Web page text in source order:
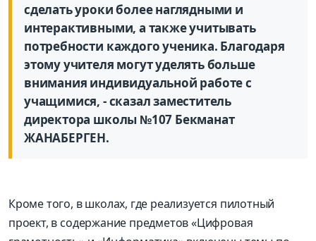
сделать уроки более наглядными и
интерактивными, а также учитывать
потребности каждого ученика. Благодаря
этому учителя могут уделять больше
внимания индивидуальной работе с
учащимися, - сказал заместитель
директора школы №107 Бекманат
ЖАНАБЕРГЕН.
Кроме того, в школах, где реализуется пилотный
проект, в содержание предметов «Цифровая